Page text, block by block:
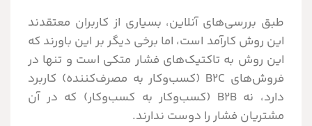
طبق بررسی‌های آنلاین، بسیاری از کاربران معتقدند
این روش کارآمد است، اما برخی دیگر بر این باورند که
این روش به تاکتیک‌های فشار متکی است و تنها در
فروش‌های B2C (کسب‌وکار به مصرف‌کننده) کاربرد
دارد، نه B2B (کسب‌وکار به کسب‌وکار) که در آن
مشتریان فشار را دوست ندارند.